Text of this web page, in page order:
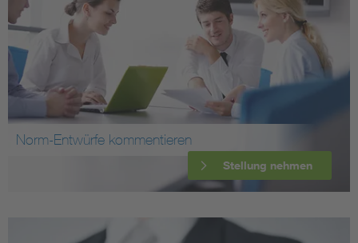
Norm-Entwürfe kommentieren
Stellung nehmen